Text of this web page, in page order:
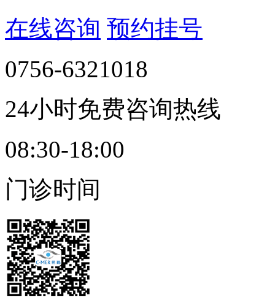
在线咨询 预约挂号
0756-6321018
24小时免费咨询热线
08:30-18:00
门诊时间